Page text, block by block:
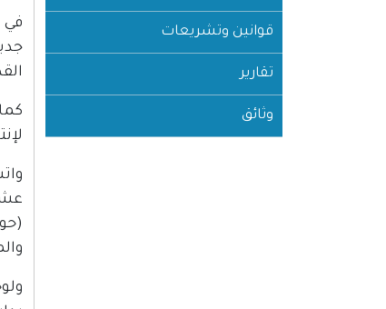
قوانين وتشريعات
تقارير
وثائق
في